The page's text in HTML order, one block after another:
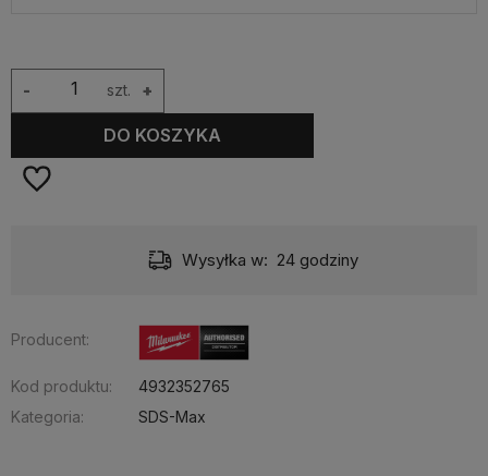
szt. +
-
DO KOSZYKA
Wysyłka w: 24 godziny
Producent:
Kod produktu:
4932352765
Kategoria:
SDS-Max